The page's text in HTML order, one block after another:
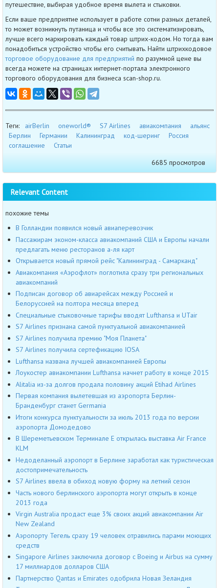
путешествие, выбирая удобное время вылета и стыковки.
Если ваше предприятие использует в работе сотни разных деталей,
то может возникнуть путаница и чтобы все это систематизировать,
лучше всего маркировать каждый товар штрих-кодом. Но тогда вам
понадобиться устройство чтобы его считывать. Найти штрихкодовое
торговое оборудование для предприятий по разумной цене вы
всегда можете на страницах интернет-портала электронного
торгового оборудования для бизнеса scan-shop.ru.
Теги: airBerlin oneworld® S7 Airlines авиакомпания
альянс
Берлин
Германии Калининград код-шеринг
Россия
соглашение
Статьи
6685 просмотров
Relevant Content
похожие темы
В Голландии появился новый авиаперевозчик
Пассажирам эконом-класса авиакомпаний США и Европы начали
предлагать меню ресторанов а-ля карт
Открывается новый прямой рейс "Калининград - Самарканд"
Авиакомпания «Аэрофлот» поглотила сразу три региональных
авиакомпаний
Подписан договор об авиарейсах между Россией и
Белоруссией на полтора месяца вперед
Специальные стыковочные тарифы вводят Lufthansa и UTair
S7 Airlines признана самой пунктуальной авиакомпанией
S7 Airlines получила премию "Моя Планета"
S7 Airlines получила сертефикацию IOSA
Lufthansa названа лучшей авиакомпанией Европы
Лоукостер авиакомпании Lufthansa начнет работу в конце 2015
Alitalia из-за долгов продала половину акций Etihad Airlines
Первая компания вылетевшая из аэропорта Берлин-
Бранденбург станет Germania
Итоги конкурса пунктуальности за июль 2013 года по версии
аэропорта Домодедово
В Шереметьевском Терминале Е открылась выставка Air France
KLM
Недоделанный аэропорт в Берлине заработал как туристическая
достопримечательность
S7 Airlines ввела в обиход новую форму на летний сезон
Часть нового берлинского аэропорта могут открыть в конце
2013 года
Virgin Australia продаст еще 3% своих акций авиакомпании Air
New Zealand
Аэропорту Тегель сразу 19 человек отравились парами моющих
средств
Singapore Airlines заключила договор с Boeing и Airbus на сумму
17 миллиардов долларов США
Партнерство Qantas и Emirates одобрила Новая Зеландия